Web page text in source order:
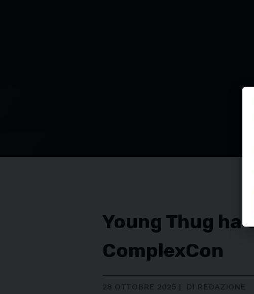
Young Thug
ComplexCon
28 OTTOBRE 2025 | DI REDAZIONE